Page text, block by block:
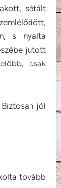
sétált
s nyalta
jutott
csak
jól
tovább